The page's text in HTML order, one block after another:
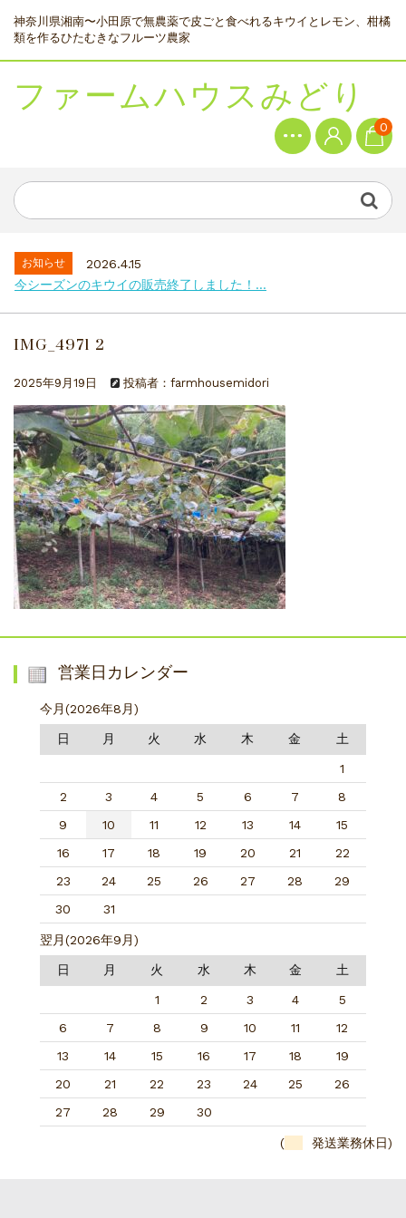
神奈川県湘南〜小田原で無農薬で皮ごと食べれるキウイとレモン、柑橘
類を作るひたむきなフルーツ農家
ファームハウスみどり 0
お知らせ
2026.4.15
今シーズンのキウイの販売終了しました！...
IMG_4971 2
2025年9月19日 投稿者：farmhousemidori
営業日カレンダー
今月(2026年8月)
日 月 火 水 木 金 土
1
2
3 4 5 6 7
8
9
10 11 12 13 14
15
16
17 18 19 20 21
22
23
24 25 26 27 28
29
30
31
翌月(2026年9月)
日 月 火 水 木 金 土
1 2 3 4
5
6
7 8 9 10 11
12
13
14 15 16 17 18
19
20
21 22 23 24 25
26
27
28 29 30
( 発送業務休日)